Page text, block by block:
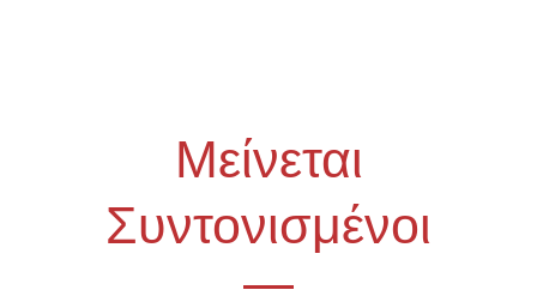
Μείνεται
Συντονισμένοι